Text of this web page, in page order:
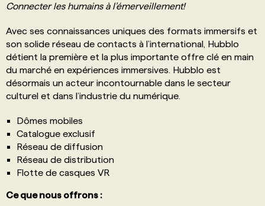
Connecter les humains à l’émerveillement!
Avec ses connaissances uniques des formats immersifs et
son solide réseau de contacts à l’international, Hubblo
détient la première et la plus importante offre clé en main
du marché en expériences immersives. Hubblo est
désormais un acteur incontournable dans le secteur
culturel et dans l’industrie du numérique.
Dômes mobiles
Catalogue exclusif
Réseau de diffusion
Réseau de distribution
Flotte de casques VR
Ce que nous offrons :